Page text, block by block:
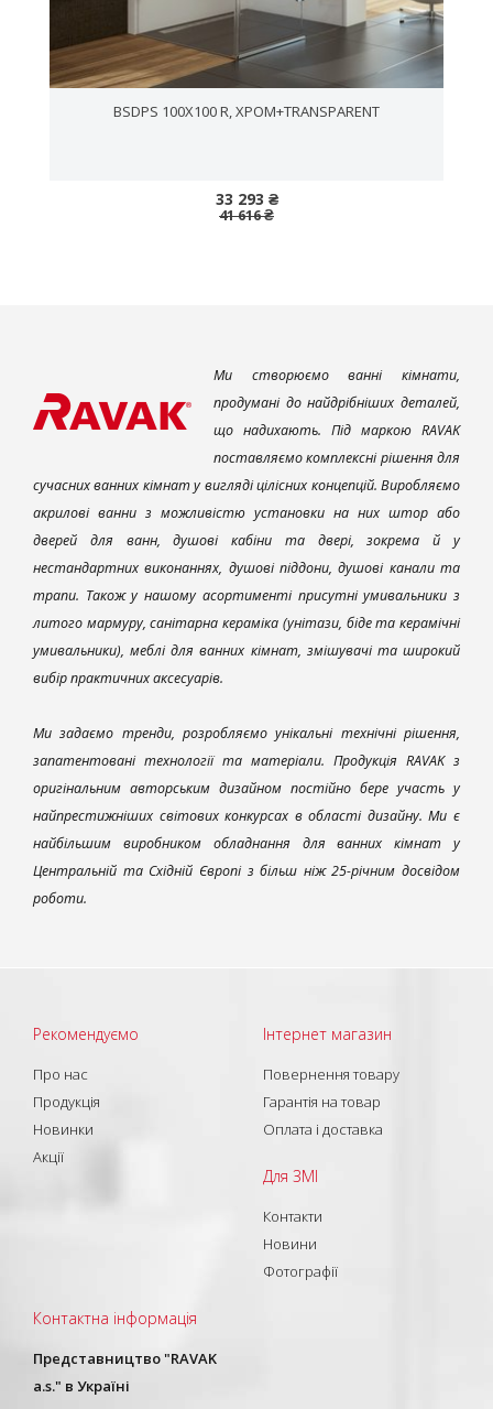
BSDPS 100X100 R, ХРОМ+TRANSPARENT
33 293 ₴
41 616 ₴
Ми створюємо ванні кімнати,
продумані до найдрібніших деталей,
що надихають. Під маркою RAVAK
поставляємо комплексні рішення для
сучасних ванних кімнат у вигляді цілісних концепцій. Виробляємо
акрилові ванни з можливістю установки на них штор або
дверей для ванн, душові кабіни та двері, зокрема й у
нестандартних виконаннях, душові піддони, душові канали та
трапи. Також у нашому асортименті присутні умивальники з
литого мармуру, санітарна кераміка (унітази, біде та керамічні
умивальники), меблі для ванних кімнат, змішувачі та широкий
вибір практичних аксесуарів.
Ми задаємо тренди, розробляємо унікальні технічні рішення,
запатентовані технології та матеріали. Продукція RAVAK з
оригінальним авторським дизайном постійно бере участь у
найпрестижніших світових конкурсах в області дизайну. Ми є
найбільшим виробником обладнання для ванних кімнат у
Центральній та Східній Європі з більш ніж 25-річним досвідом
роботи.
Рекомендуємо
Про нас
Продукція
Новинки
Акції
Інтернет магазин
Повернення товару
Гарантія на товар
Оплата і доставка
Для ЗМІ
Контакти
Новини
Фотографії
Контактна інформація
Представництво "RAVAK
a.s." в Україні